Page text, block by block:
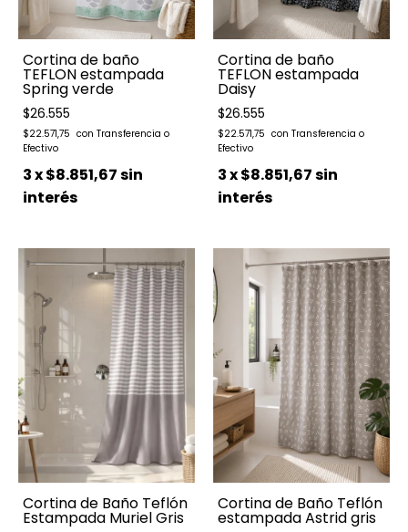
Cortina de baño
TEFLON estampada
Spring verde
$26.555
$22.571,75
3x$8.851,67sin
interés
Cortina de baño
TEFLON estampada
Daisy
$26.555
$22.571,75
3x$8.851,67sin
interés
Cortina de Baño Teflón
Estampada Muriel Gris
Cortina de Baño Teflón
estampada Astrid gris